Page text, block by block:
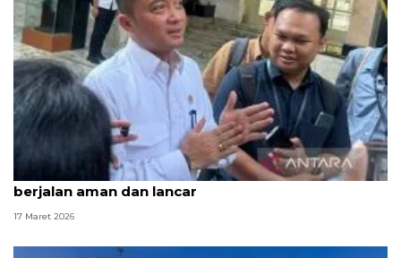
Istana: Pemerintah kerja keras pastikan mudik
berjalan aman dan lancar
17 Maret 2026